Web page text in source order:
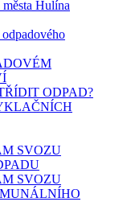
Hulína
ODPAD?
SVOZU
SVOZU